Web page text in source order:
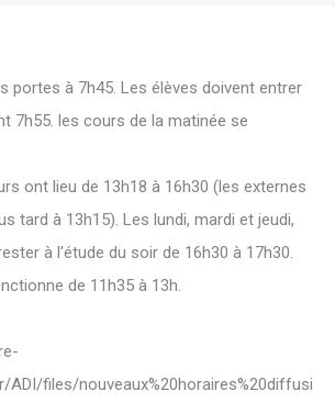
portes à 7h45. Les élèves doivent entrer
7h55. les cours de la matinée se
ont lieu de 13h18 à 16h30 (les externes
tard à 13h15). Les lundi, mardi et jeudi,
à l'étude du soir de 16h30 à 17h30.
de 11h35 à 13h.
ADI/files/nouveaux%20horaires%20diffusi